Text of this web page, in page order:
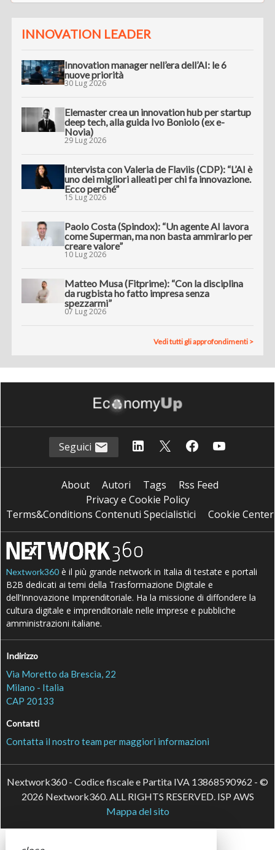
INNOVATION LEADER
Innovation manager nell’era dell’AI: le 6
nuove priorità
30 Lug 2026
Elemaster crea un innovation hub per startup
deep tech, alla guida Ivo Boniolo (ex e-
Novia)
29 Lug 2026
Intervista con Valeria de Flaviis (CDP): “L’AI è
uno dei migliori alleati per chi fa innovazione.
Ecco perché”
15 Lug 2026
Paolo Costa (Spindox): “Un agente AI lavora
come Superman, ma non basta ammirarlo per
creare valore”
10 Lug 2026
Matteo Musa (Fitprime): “Con la disciplina
da rugbista ho fatto impresa senza
spezzarmi”
07 Lug 2026
Vedi tutti gli approfondimenti >
Seguici
About Autori Tags
Rss Feed
Privacy e Cookie Policy
Terms&Conditions Contenuti Specialistici
Cookie Center
Nextwork360 è il più grande network in Italia di testate e portali
B2B dedicati ai temi della Trasformazione Digitale e
dell’Innovazione Imprenditoriale. Ha la missione di diffondere la
cultura digitale e imprenditoriale nelle imprese e pubbliche
amministrazioni italiane.
Indirizzo
Via Moretto da Brescia, 22
Milano - Italia
CAP 20133
Contatti
Contatta il nostro team per maggiori informazioni
Nextwork360 - Codice fiscale e Partita IVA 13868590962 - ©
2026 Nextwork360. ALL RIGHTS RESERVED. ISP AWS
Mappa del sito